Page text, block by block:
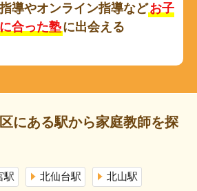
導やオンライン指導などお子
合った塾に出会える
にある駅から家庭教師を探
駅 北仙台駅 北山駅